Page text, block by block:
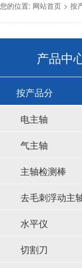
您的位置: 网站首页 > 按
产品中
按产品分
电主轴
气主轴
主轴检测棒
去毛刺浮动主
水平仪
切割刀